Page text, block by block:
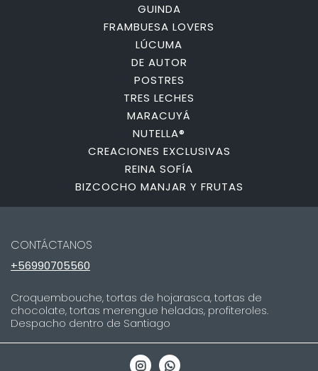
GUINDA
FRAMBUESA LOVERS
LÚCUMA
DE AUTOR
POSTRES
TRES LECHES
MARACUYÁ
NUTELLA®
CREACIONES EXCLUSIVAS
REINA SOFÍA
BIZCOCHO MANJAR Y FRUTAS
CONTÁCTANOS
+56990705560
Croquembouche, tortas de hojarasca, tortas de
chocolate, tortas merengue heladas, profiteroles.
Despacho dentro de Santiago